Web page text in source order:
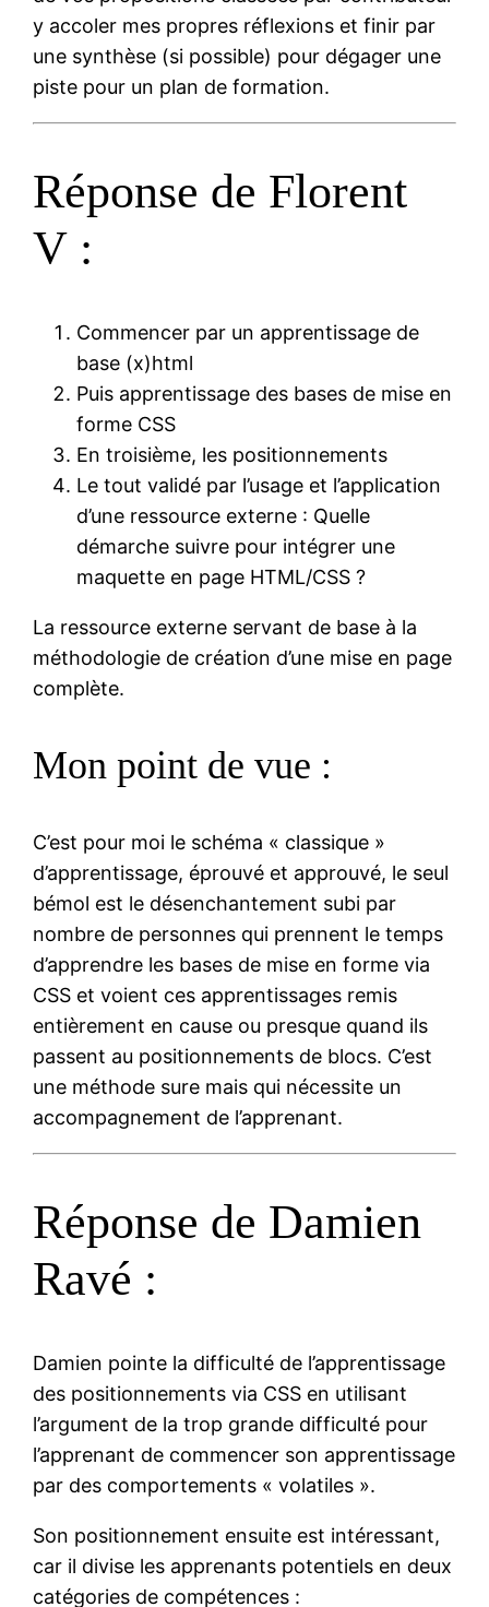
y accoler mes propres réflexions et finir par
une synthèse (si possible) pour dégager une
piste pour un plan de formation.
Réponse de Florent
V :
Commencer par un apprentissage de
base (x)html
Puis apprentissage des bases de mise en
forme CSS
En troisième, les positionnements
Le tout validé par l’usage et l’application
d’une ressource externe : Quelle
démarche suivre pour intégrer une
maquette en page HTML/CSS ?
La ressource externe servant de base à la
méthodologie de création d’une mise en page
complète.
Mon point de vue :
C’est pour moi le schéma « classique »
d’apprentissage, éprouvé et approuvé, le seul
bémol est le désenchantement subi par
nombre de personnes qui prennent le temps
d’apprendre les bases de mise en forme via
CSS et voient ces apprentissages remis
entièrement en cause ou presque quand ils
passent au positionnements de blocs. C’est
une méthode sure mais qui nécessite un
accompagnement de l’apprenant.
Réponse de Damien
Ravé :
Damien pointe la difficulté de l’apprentissage
des positionnements via CSS en utilisant
l’argument de la trop grande difficulté pour
l’apprenant de commencer son apprentissage
par des comportements « volatiles ».
Son positionnement ensuite est intéressant,
car il divise les apprenants potentiels en deux
catégories de compétences :